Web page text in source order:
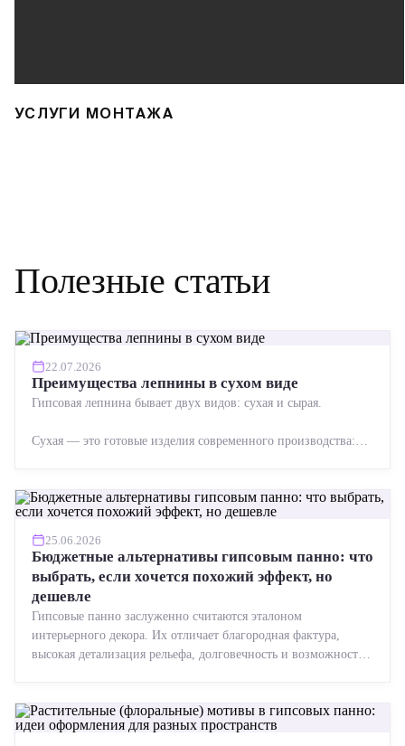
УСЛУГИ МОНТАЖА
Полезные статьи
22.07.2026
Преимущества лепнины в сухом виде
Гипсовая лепнина бывает двух видов: сухая и сырая.
Сухая — это готовые изделия современного производства:
25.06.2026
Бюджетные альтернативы гипсовым панно: что
выбрать, если хочется похожий эффект, но
дешевле
Гипсовые панно заслуженно считаются эталоном
интерьерного декора. Их отличает благородная фактура,
высокая детализация рельефа, долговечность и возможность